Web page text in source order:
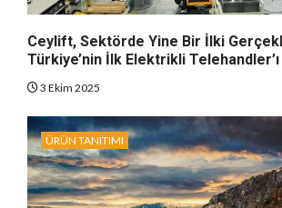
Ceylift, Sektörde Yine Bir İlki
Türkiye’nin İlk Elektrikli Telehandler’ı
3 Ekim 2025
ÜRÜN TANITIMI